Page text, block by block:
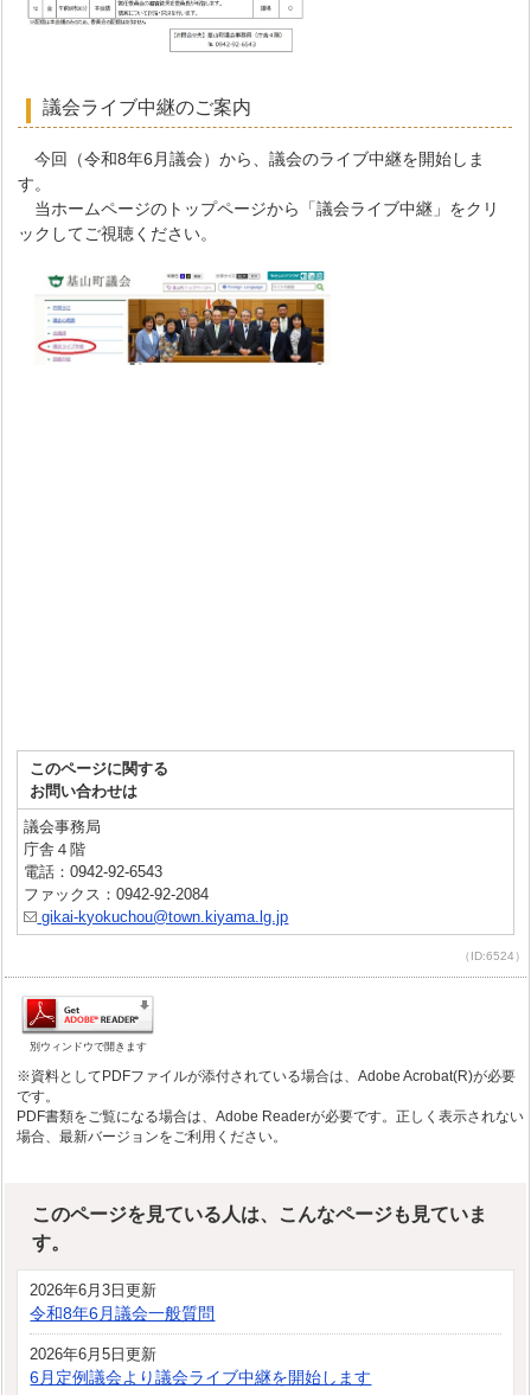
議会ライブ中継のご案内
今回（令和8年6月議会）から、議会のライブ中継を開始しま
す。
当ホームページのトップページから「議会ライブ中継」をクリ
ックしてご視聴ください。
このページに関する
お問い合わせは
議会事務局
庁舎４階
電話：0942-92-6543
ファックス：0942-92-2084
gikai-kyokuchou@town.kiyama.lg.jp
（ID:6524）
別ウィンドウで開きます
※資料としてPDFファイルが添付されている場合は、Adobe Acrobat(R)が必要
です。
PDF書類をご覧になる場合は、Adobe Readerが必要です。正しく表示されない
場合、最新バージョンをご利用ください。
このページを見ている人は、こんなページも見ていま
す。
2026年6月3日更新
令和8年6月議会一般質問
2026年6月5日更新
6月定例議会より議会ライブ中継を開始します